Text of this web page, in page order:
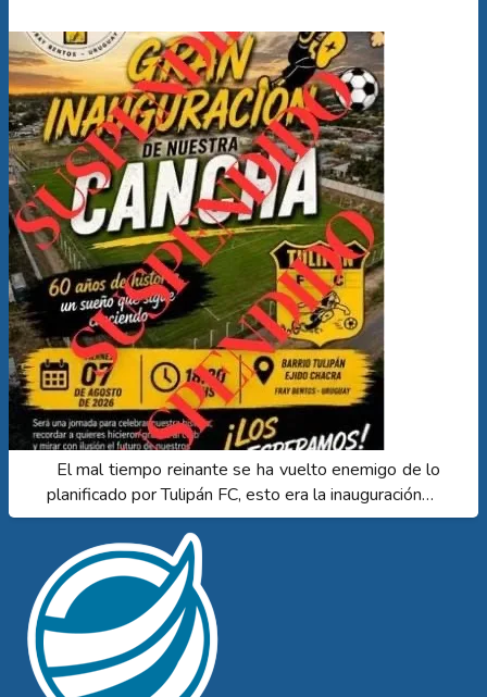
El mal tiempo reinante se ha vuelto enemigo de lo
planificado por Tulipán FC, esto era la inauguración…